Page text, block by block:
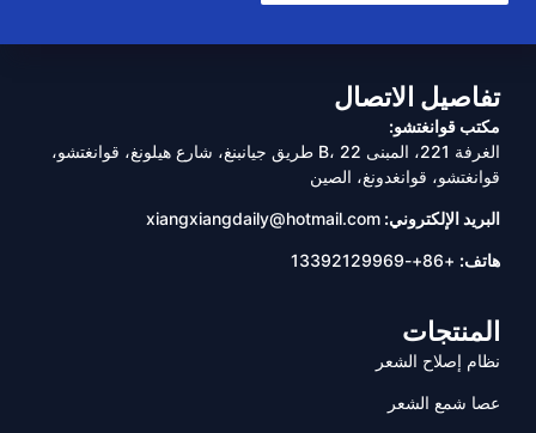
تفاصيل الاتصال
مكتب قوانغتشو:
الغرفة 221، المبنى B، 22 طريق جيانبنغ، شارع هيلونغ، قوانغتشو،
قوانغتشو، قوانغدونغ، الصين
البريد الإلكتروني: xiangxiangdaily@hotmail.com
هاتف: +86+-13392129969
المنتجات
نظام إصلاح الشعر
عصا شمع الشعر